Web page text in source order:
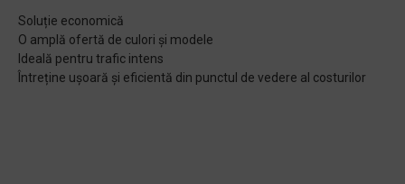
Soluție economică
O amplă ofertă de culori și modele
Ideală pentru trafic intens
Întreține ușoară și eficientă din punctul de vedere al costurilor